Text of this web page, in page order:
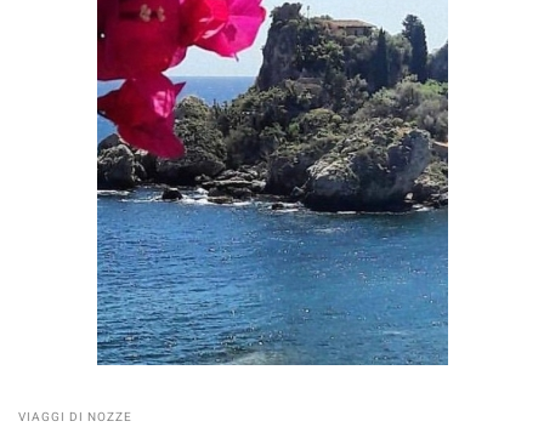
VIAGGI DI NOZZE